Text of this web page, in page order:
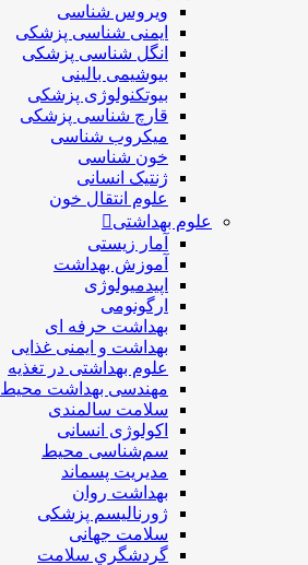
ویروس شناسی
ایمنی شناسی پزشكی
انگل شناسی پزشکی
بیوشیمی بالینی
بیوتکنولوژی پزشکی
قارچ شناسی پزشکی
ميكروب شناسی
خون شناسی
ژنتیک انسانی
علوم انتقال خون
علوم بهداشتی
آمار زیستی
آموزش بهداشت
اپیدمیولوژی
ارگونومی
بهداشت حرفه ای
بهداشت و ایمنی غذایی
علوم بهداشتی در تغذیه
مهندسی بهداشت محيط
سلامت سالمندی
اکولوژی انسانی
سم‌شناسی محیط
مدیریت پسماند
بهداشت روان
ژورنالیسم پزشکی
سلامت جهانی
گردشگري سلامت